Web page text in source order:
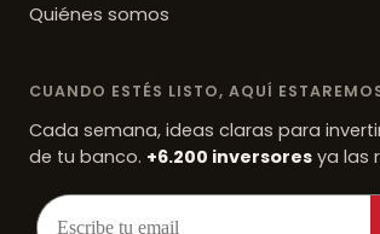
Quiénes somos
CUANDO ESTÉS LISTO, AQUÍ
Cada semana, ideas claras para
de tu banco. +6.200 inversores ya las